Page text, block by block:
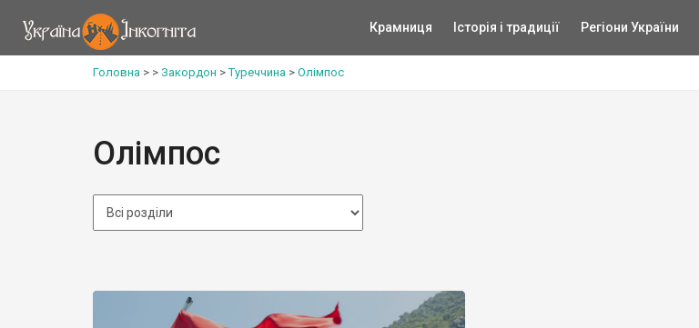
Крамниця Історія і традиції Регіони України
Головна > > Закордон >Туреччина > Олімпос
Олімпос